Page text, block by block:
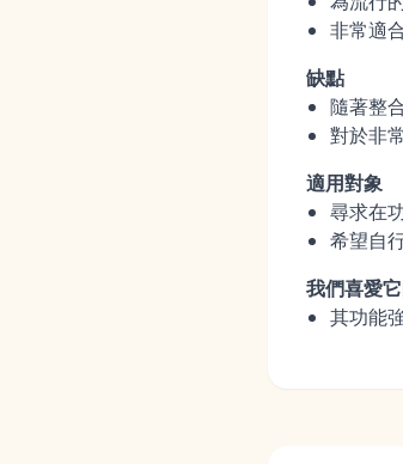
非常適
缺點
隨著整
對於非
適用對象
尋求在
希望自
我們喜愛
其功能